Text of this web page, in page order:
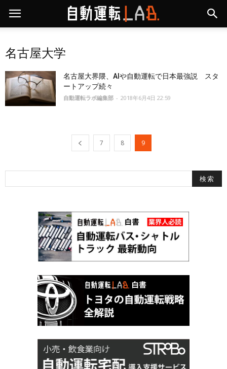
名古屋大学
名古屋大界隈、AIや自動運転で日本最強説 スタ
ートアップ続々
自動運転ラボ編集部 - 2018年6月4日 22:59
7 8 9